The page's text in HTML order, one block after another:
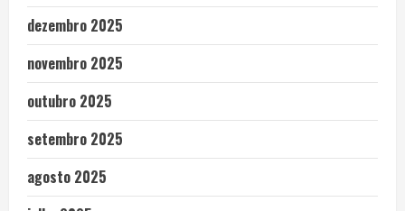
dezembro 2025
novembro 2025
outubro 2025
setembro 2025
agosto 2025